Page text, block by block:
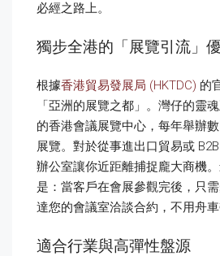
必經之路上。
獨步全港的「展覽引流」
根據香港貿易發展局 (HKTDC) 的
「亞洲的展覽之都」。灣仔的靈
的香港會議展覽中心，每年舉辦
展覽。對於從事進出口貿易或
辦公室讓你近距離捕捉龐大商機
是：當客戶在會展參觀完後，只
達您的會議室洽談合約，不用舟車
適合行業與高彈性盤源